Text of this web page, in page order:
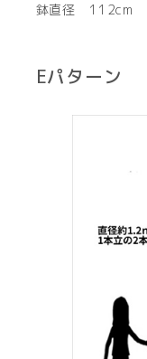
鉢直径 112cm
Eパターン